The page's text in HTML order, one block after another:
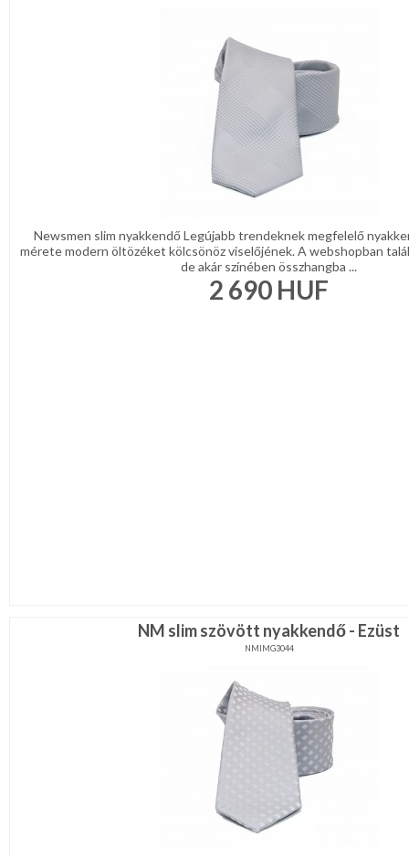
Newsmen slim nyakkendő Legújabb trendeknek megfelelő
mérete modern öltözéket kölcsönöz viselőjének. A webshopban
de akár színében összhangba ...
2 690 HUF
NM slim szövött nyakkendő - Ezüst
NMIMG3044